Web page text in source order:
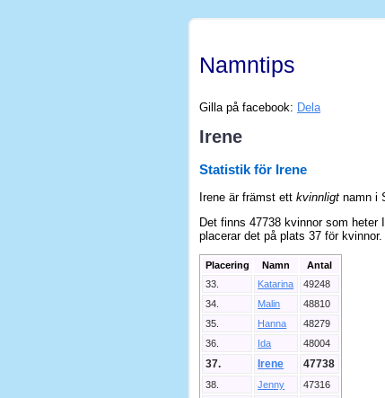
Namntips
Gilla på facebook: Dela
Irene
Statistik för Irene
Irene är främst ett kvinnligt namn i
Det finns 47738 kvinnor som heter
placerar det på plats 37 för kvinnor.
Placering Namn
Antal
33.
Katarina
49248
34.
Malin
48810
35.
Hanna
48279
36.
Ida 48004
37. Irene 47738
38. Jenny
47316